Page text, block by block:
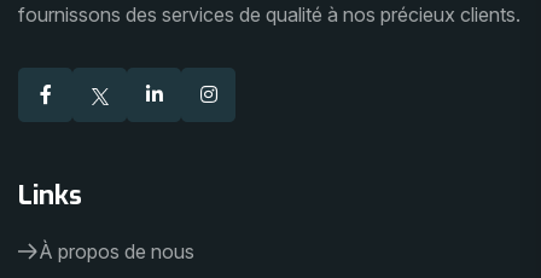
fournissons des services de qualité à nos précieux clients.
Links
À propos de nous